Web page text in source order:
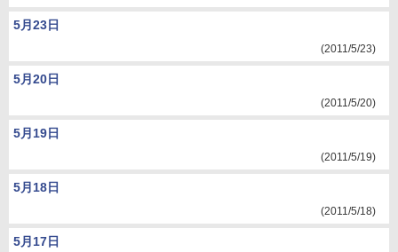
5月23日
(2011/5/23)
5月20日
(2011/5/20)
5月19日
(2011/5/19)
5月18日
(2011/5/18)
5月17日